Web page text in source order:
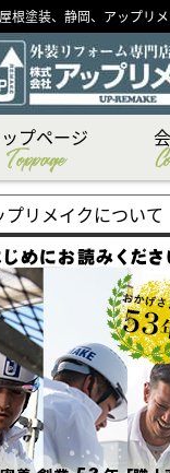
根塗装、静岡、アップリ
ップページ
Toppage
シ
CSR
メ
プリメイクについて